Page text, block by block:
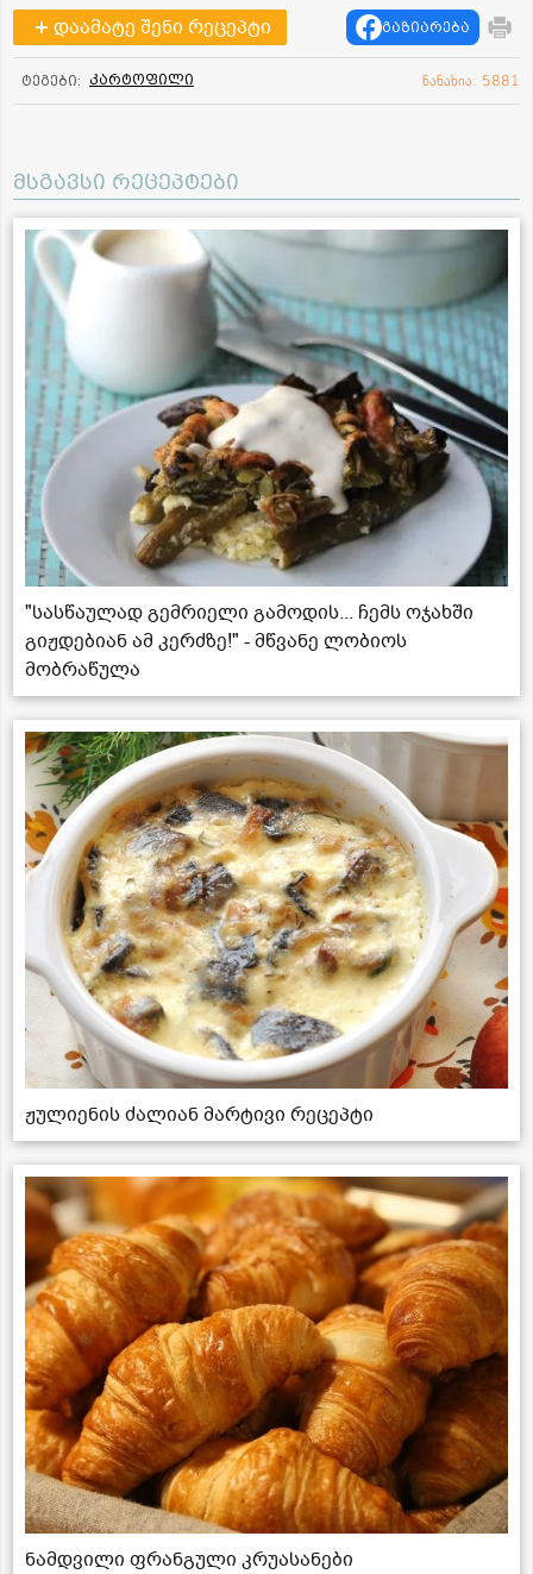
დაამატე შენი რეცეპტი გაზიარება
ტეგები: კარტოფილი ნანახია: 5881
მსგავსი რეცეპტები
"სასწაულად გემრიელი გამოდის... ჩემს ოჯახში
გიჟდებიან ამ კერძზე!" - მწვანე ლობიოს
მობრაწულა
ჟულიენის ძალიან მარტივი რეცეპტი
ნამდვილი ფრანგული კრუასანები